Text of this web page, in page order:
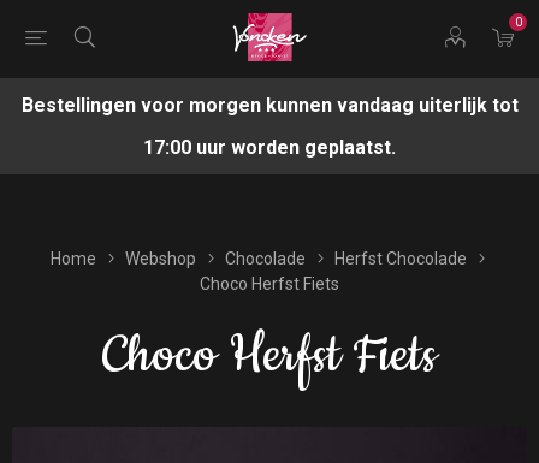
0
Bestellingen voor morgen kunnen vandaag uiterlijk tot
17:00 uur worden geplaatst.
Home Webshop Chocolade
Herfst Chocolade
Choco Herfst Fiets
Choco Herfst Fiets